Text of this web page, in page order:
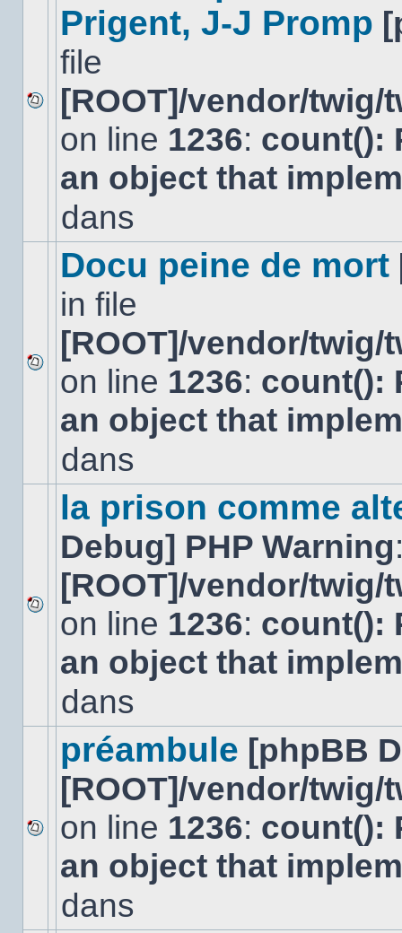
Aucun
nouveau
message
sujet.
Prigent, J-J Promp
file
[ROOT]/vendor/
on line 1236: count():
an object that
dans
Aucun
nouveau
message
non-
dans
sujet.
Docu peine de mort
in file
[ROOT]/vendor/
on line 1236: count():
an object that
dans
Aucun
nouveau
message
non-
dans
la prison comme
Debug] PHP Warning
[ROOT]/vendor/
on line 1236: count():
an object that
dans
Aucun
nouveau
message
préambule [phpBB
[ROOT]/vendor/
on line 1236: count():
an object that
dans